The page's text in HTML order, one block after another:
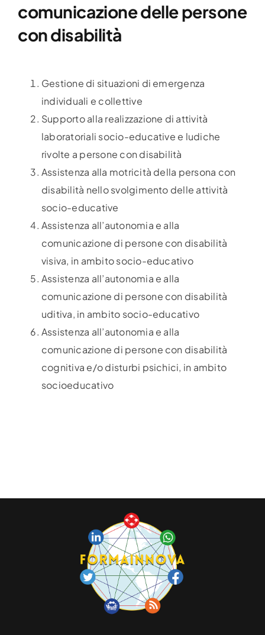
comunicazione delle persone
con disabilità
Gestione di situazioni di emergenza
individuali e collettive
Supporto alla realizzazione di attività
laboratoriali socio-educative e ludiche
rivolte a persone con disabilità
Assistenza alla motricità della persona con
disabilità nello svolgimento delle attività
socio-educative
Assistenza all’autonomia e alla
comunicazione di persone con disabilità
visiva, in ambito socio-educativo
Assistenza all’autonomia e alla
comunicazione di persone con disabilità
uditiva, in ambito socio-educativo
Assistenza all’autonomia e alla
comunicazione di persone con disabilità
cognitiva e/o disturbi psichici, in ambito
socioeducativo